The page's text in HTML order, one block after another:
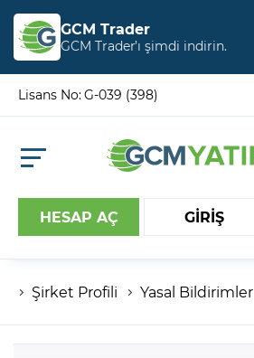
GCM Trader
GCM Trader’ı şimdi indirin.
Lisans No: G-039 (398)
HESAP AÇ GİRİŞ
Hesap numaranız
Şifreniz
Şirket Profili Yasal Bildirimler